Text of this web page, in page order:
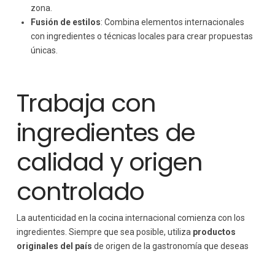
zona.
Fusión de estilos: Combina elementos internacionales
con ingredientes o técnicas locales para crear propuestas
únicas.
Trabaja con
ingredientes de
calidad y origen
controlado
La autenticidad en la cocina internacional comienza con los
ingredientes. Siempre que sea posible, utiliza productos
originales del país de origen de la gastronomía que deseas